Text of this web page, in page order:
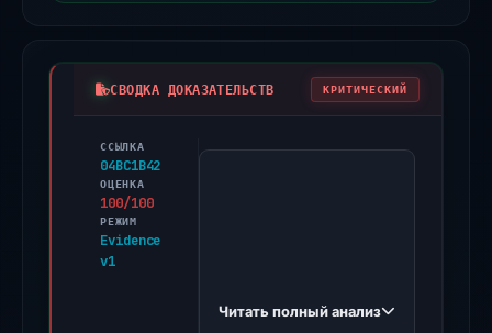
СВОДКА ДОКАЗАТЕЛЬСТВ КРИТИЧЕСКИЙ
ССЫЛКА
04BC1B42
ОЦЕНКА
100/100
РЕЖИМ
Evidence
v1
PhishDestroy
Читать полный анализ